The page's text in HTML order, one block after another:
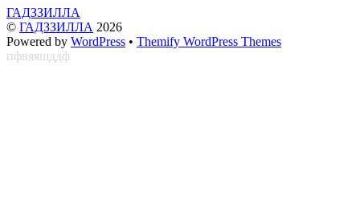
ГАДЗЗИЛЛА
© ГАДЗЗИЛЛА 2026
Powered by WordPress • Themify WordPress Themes
пфвяяшддф